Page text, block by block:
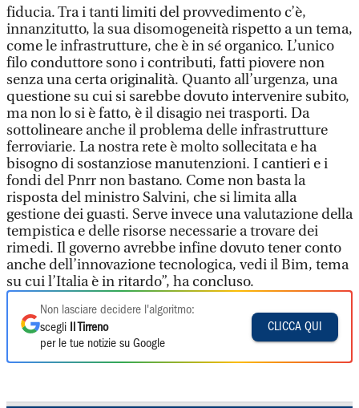
fiducia. Tra i tanti limiti del provvedimento c’è,
innanzitutto, la sua disomogeneità rispetto a un tema,
come le infrastrutture, che è in sé organico. L’unico
filo conduttore sono i contributi, fatti piovere non
senza una certa originalità. Quanto all’urgenza, una
questione su cui si sarebbe dovuto intervenire subito,
ma non lo si è fatto, è il disagio nei trasporti. Da
sottolineare anche il problema delle infrastrutture
ferroviarie. La nostra rete è molto sollecitata e ha
bisogno di sostanziose manutenzioni. I cantieri e i
fondi del Pnrr non bastano. Come non basta la
risposta del ministro Salvini, che si limita alla
gestione dei guasti. Serve invece una valutazione della
tempistica e delle risorse necessarie a trovare dei
rimedi. Il governo avrebbe infine dovuto tener conto
anche dell’innovazione tecnologica, vedi il Bim, tema
su cui l’Italia è in ritardo”, ha concluso.
Non lasciare decidere l'algoritmo:
scegli
Il Tirreno
per le tue notizie su Google
CLICCA QUI